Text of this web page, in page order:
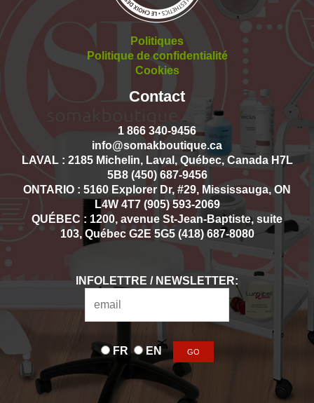
Politiques
Politique de confidentialité
Cookies
Contact
1 866 340-9456
info@somakboutique.ca
LAVAL : 2185 Michelin, Laval, Québec, Canada H7L
5B8 (450) 687-9456
ONTARIO : 5160 Explorer Dr, #29, Mississauga, ON
L4W 4T7 (905) 593-2069
QUÉBEC : 1200, avenue St-Jean-Baptiste, suite
103, Québec G2E 5G5 (418) 687-8080
INFOLETTRE / NEWSLETTER:
FR EN